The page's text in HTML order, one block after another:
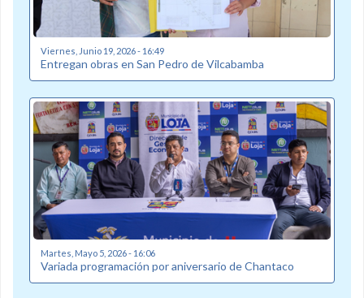
Viernes, Junio 19, 2026 - 16:49
Entregan obras en San Pedro de Vilcabamba
Martes, Mayo 5, 2026 - 16:06
Variada programación por aniversario de Chantaco